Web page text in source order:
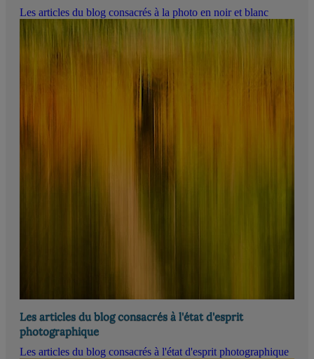
Les articles du blog consacrés à la photo en noir et blanc
Les articles du blog consacrés à l'état d'esprit
photographique
Les articles du blog consacrés à l'état d'esprit photographique